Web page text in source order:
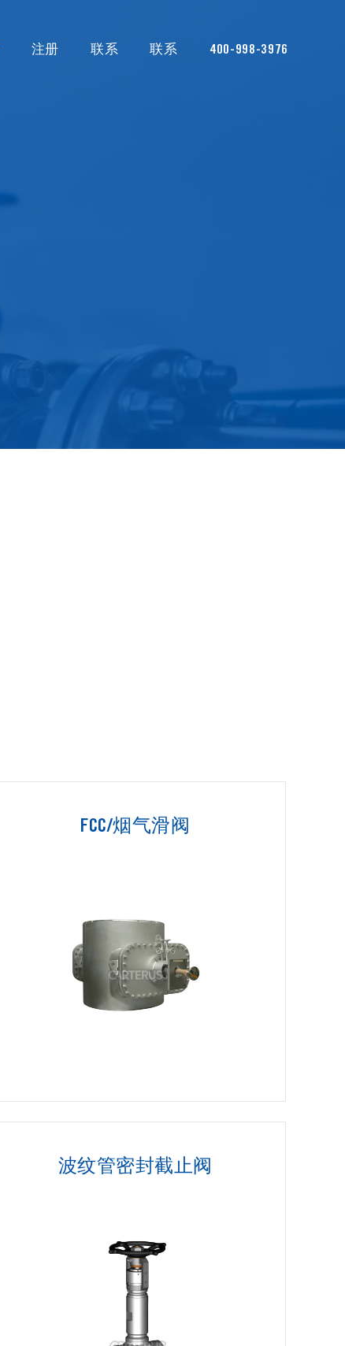
注册 联系 联系 400-998-3976
FCC/烟气滑阀
波纹管密封截止阀